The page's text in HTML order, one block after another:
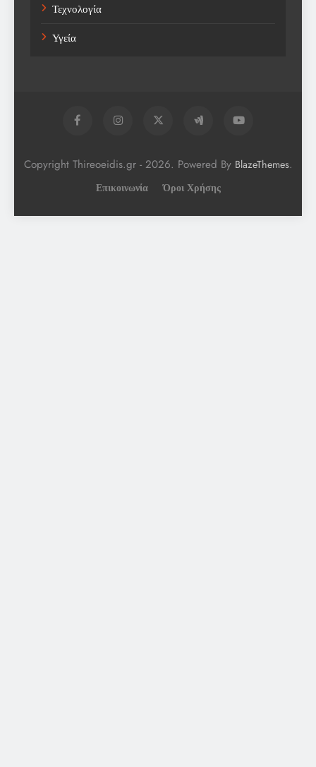
Τεχνολογία
Υγεία
Copyright Thireoeidis.gr - 2026. Powered By BlazeThemes.
Επικοινωνία Όροι Χρήσης